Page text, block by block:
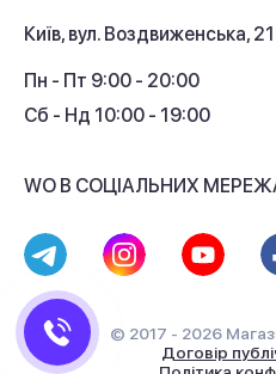
Кешбек
Київ, вул. Воздвиженська,
Пн - Пт 9:00 - 20:00
Сб - Нд 10:00 - 19:00
WO В СОЦІАЛЬНИХ
© 2017 - 2026
Договір